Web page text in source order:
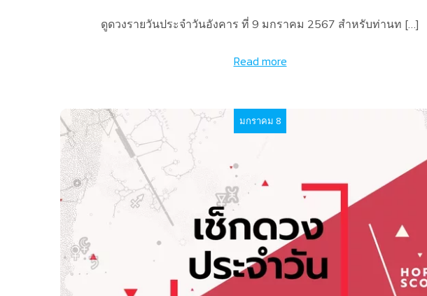
ดูดวงรายวันประจำวันอังคาร ที่ 9 มกราคม 2567 สำหรับท่านท […]
Read more
มกราคม 8